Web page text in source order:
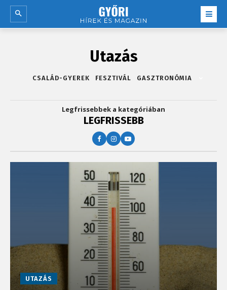
Utazás
CSALÁD-GYEREK FESZTIVÁL GASZTRONÓMIA
Legfrissebbek a kategóriában
LEGFRISSEBB
UTAZÁS